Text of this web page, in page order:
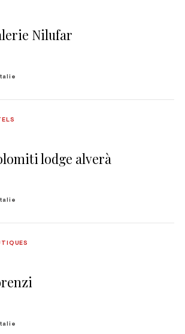
Nilufar
Italie
lodge alverà
Italie
Italie